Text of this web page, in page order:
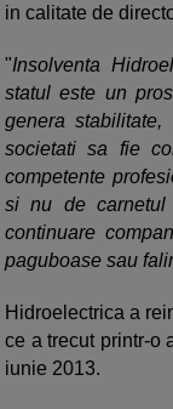
in calitate de
"Insolventa
statul este un
genera
societati sa fie
competente
si nu de carnetul
continuare
paguboase sau
Hidroelectrica a
ce a trecut printr-o
iunie 2013.